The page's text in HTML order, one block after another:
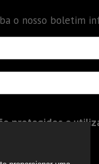
o nosso boletim
protegidos e